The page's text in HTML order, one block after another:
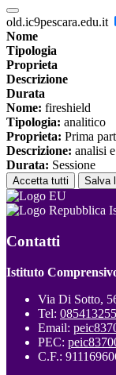
old.ic9pescara.edu.it
Nome
Tipologia
Proprieta
Descrizione
Durata
Nome: fireshield
Tipologia: analitico
Proprieta: Prima
Descrizione: analisi
Durata: Sessione
Accetta tutti Salva
Contatti
Istituto
Via Di Sotto,
Tel: 085413255
Email:
PEC:
C.F.: